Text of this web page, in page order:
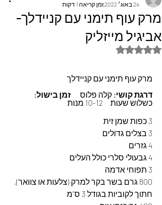
מרק עוף תימני עם קניידלך-
אביגיל מייזליק
24 באוג׳ 2022
זמן קריאה 1 דקות
דירוג של NaN מתוך 5 כוכבים
מרק עוף תימני עם קניידלך
דרגת קושי: קלה פלוס זמן בישול:
כשלוש שעות     10-12 מנות
3 כפות שמן זית
3 בצלים גדולים
4 גזרים
4 גבעולי סלרי כולל העלים
3 תפוחי אדמה
800 גרם בשר בקר למרק (צלעות או צוואר),
חתוך לקוביות בגודל 3 ס”מ